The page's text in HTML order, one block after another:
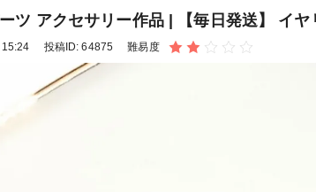
ツ アクセサリー作品 | 【毎日発送】 イ
投稿ID:64875 難易度